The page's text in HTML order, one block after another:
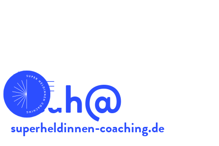
Yeah@
superheldinnen-coaching.de